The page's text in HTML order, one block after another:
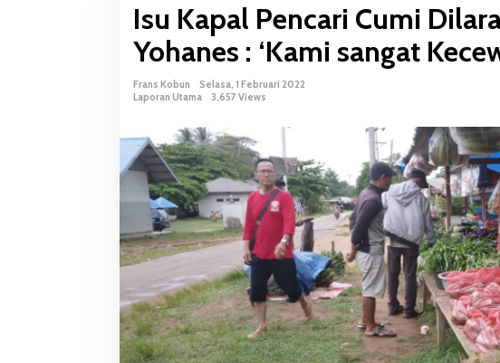
u
K
a
p
e
n
c
a
r
i
u
m
i
D
Isu Kapal Pencari Cumi
Yohanes : ‘Kami sangat
Frans Kobun
Selasa, 1 Februari 2022
Laporan Utama
3,657 Views